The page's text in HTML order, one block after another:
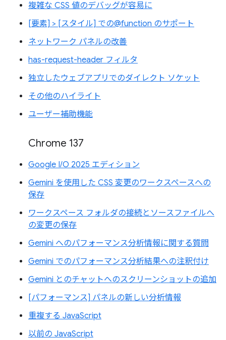
複雑な CSS 値のデバッグが容易に
[要素] > [スタイル] での@function のサポート
ネットワーク パネルの改善
has-request-header フィルタ
独立したウェブアプリでのダイレクト ソケット
その他のハイライト
ユーザー補助機能
Chrome 137
Google I/O 2025 エディション
Gemini を使用した CSS 変更のワークスペースへの
保存
ワークスペース フォルダの接続とソースファイルへ
の変更の保存
Gemini へのパフォーマンス分析情報に関する質問
Gemini でのパフォーマンス分析結果への注釈付け
Gemini とのチャットへのスクリーンショットの追加
[パフォーマンス] パネルの新しい分析情報
重複する JavaScript
以前の JavaScript